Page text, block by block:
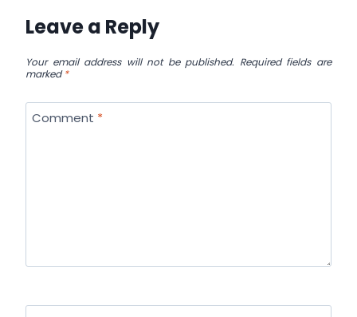
Leave a Reply
Your email address will not be published. Required fields are
marked*
Comment *